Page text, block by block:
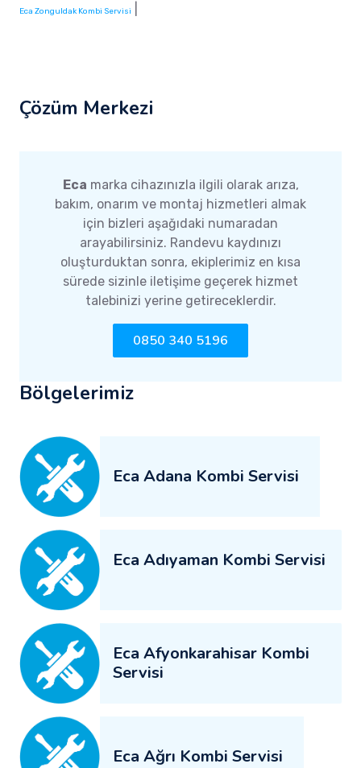
Eca Zonguldak Kombi Servisi
Çözüm Merkezi
Eca marka cihazınızla ilgili olarak arıza,
bakım, onarım ve montaj hizmetleri almak
için bizleri aşağıdaki numaradan
arayabilirsiniz. Randevu kaydınızı
oluşturduktan sonra, ekiplerimiz en kısa
sürede sizinle iletişime geçerek hizmet
talebinizi yerine getireceklerdir.
0850 340 5196
Bölgelerimiz
Eca Adana Kombi Servisi
Eca Adıyaman Kombi Servisi
Eca Afyonkarahisar Kombi
Servisi
Eca Ağrı Kombi Servisi